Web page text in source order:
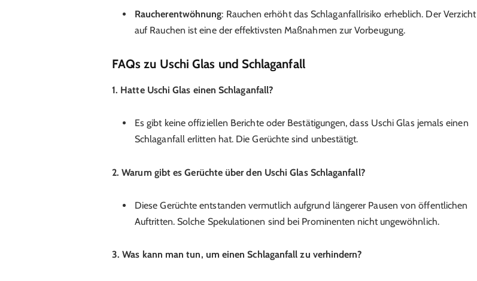
Raucherentwöhnung: Rauchen erhöht das Schlaganfallrisiko erheblich. Der Verzicht
auf Rauchen ist eine der effektivsten Maßnahmen zur Vorbeugung.
FAQs zu Uschi Glas und Schlaganfall
1. Hatte Uschi Glas einen Schlaganfall?
Es gibt keine offiziellen Berichte oder Bestätigungen, dass Uschi Glas jemals einen
Schlaganfall erlitten hat. Die Gerüchte sind unbestätigt.
2. Warum gibt es Gerüchte über den Uschi Glas Schlaganfall?
Diese Gerüchte entstanden vermutlich aufgrund längerer Pausen von öffentlichen
Auftritten. Solche Spekulationen sind bei Prominenten nicht ungewöhnlich.
3. Was kann man tun, um einen Schlaganfall zu verhindern?